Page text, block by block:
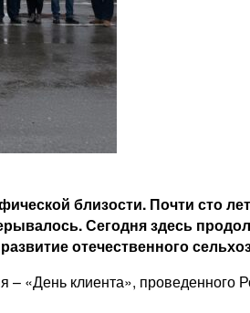
близости. Почти сто
Сегодня здесь
отечественного
– «День клиента»,